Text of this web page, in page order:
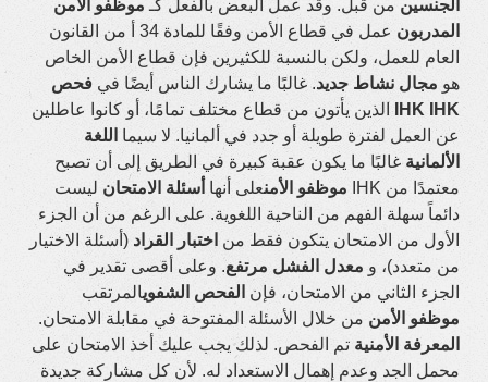
الجنسين من قبل. وقد عمل البعض بالفعل كـ موظفو الأمن
المدربون
عمل في قطاع الأمن وفقًا للمادة 34 أ من القانون
العام للعمل، ولكن بالنسبة للكثيرين فإن قطاع الأمن الخاص
هو مجال نشاط جديد. غالبًا ما يشارك الناس أيضًا في فحص
IHK IHK الذين يأتون من قطاع مختلف تمامًا، أو كانوا عاطلين
عن العمل لفترة طويلة أو جدد في ألمانيا. لا سيما اللغة
الألمانية غالبًا ما يكون عقبة كبيرة في الطريق إلى أن تصبح
معتمدًا من IHK
موظفو الأمنعلى أنها أسئلة الامتحان ليست
دائماً سهلة الفهم من الناحية اللغوية. على الرغم من أن الجزء
الأول من الامتحان يتكون فقط من اختبار القراد (أسئلة الاختيار
من متعدد)، و معدل الفشل مرتفع. وعلى أقصى تقدير في
الجزء الثاني من الامتحان، فإن الفحص الشفويالمرتقب
موظفو الأمن من خلال الأسئلة المفتوحة في مقابلة الامتحان.
المعرفة الأمنية تم الفحص. لذلك يجب عليك أخذ الامتحان على
محمل الجد وعدم إهمال الاستعداد له. لأن كل مشاركة جديدة